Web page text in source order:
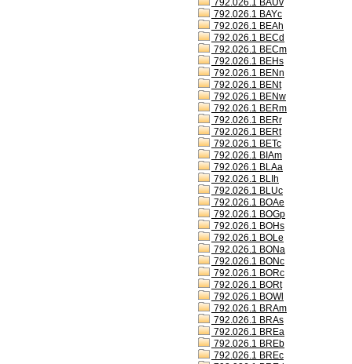
792.026.1 BAUv
792.026.1 BAYc
792.026.1 BEAh
792.026.1 BECd
792.026.1 BECm
792.026.1 BEHs
792.026.1 BENn
792.026.1 BENt
792.026.1 BENw
792.026.1 BERm
792.026.1 BERr
792.026.1 BERt
792.026.1 BETc
792.026.1 BIAm
792.026.1 BLAa
792.026.1 BLIh
792.026.1 BLUc
792.026.1 BOAe
792.026.1 BOGp
792.026.1 BOHs
792.026.1 BOLe
792.026.1 BONa
792.026.1 BONc
792.026.1 BORc
792.026.1 BORt
792.026.1 BOWl
792.026.1 BRAm
792.026.1 BRAs
792.026.1 BREa
792.026.1 BREb
792.026.1 BREc